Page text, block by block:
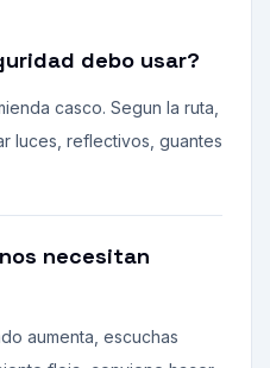
debo usar?
casco. Segun la ruta,
luces, reflectivos, guantes
necesitan
aumenta, escuchas